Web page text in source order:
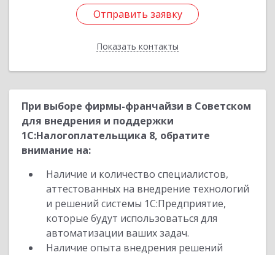
Отправить заявку
Показать контакты
Отправить заявку
Назад
При выборе фирмы-франчайзи в Советском
для внедрения и поддержки
1С:Налогоплательщика 8, обратите
внимание на:
Наличие и количество специалистов,
аттестованных на внедрение технологий
и решений системы 1С:Предприятие,
которые будут использоваться для
автоматизации ваших задач.
Наличие опыта внедрения решений